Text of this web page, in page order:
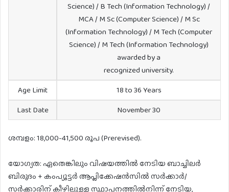
Science) / B Tech (Information Technology) /
MCA / M Sc (Computer Science) / M Sc
(Information Technology) / M Tech (Computer
Science) / M Tech (Information Technology)
awarded by a
recognized university.
Age Limit
18 to 36 Years
Last Date
November 30
ശമ്പളം: 18,000-41,500 രൂപ (Prerevised).
യോഗ്യത: ഏതെങ്കിലും വിഷയത്തിൽ നേടിയ ബാച്ചിലർ
ബിരുദം + കംപ്യൂട്ടർ ആപ്ലിക്കേഷൻസിൽ സർക്കാർ/
സർക്കാരിന് കീഴിലുള്ള സ്ഥാപനത്തിൽനിന്ന് നേടിയ,